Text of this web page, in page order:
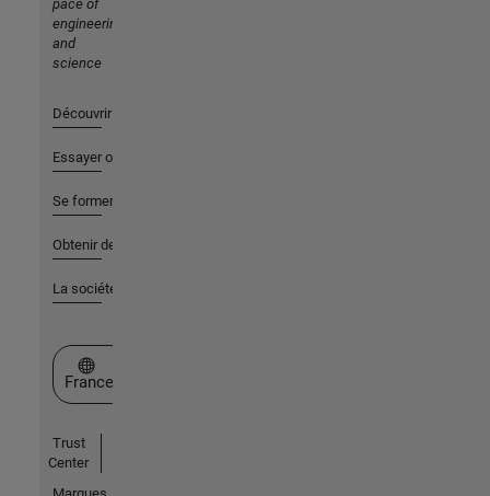
pace of
engineering
and
science
Découvrir les produits
Essayer ou acheter
Se former
Obtenir de l'aide
La société
Sélectionner un site web
France
Trust
Center